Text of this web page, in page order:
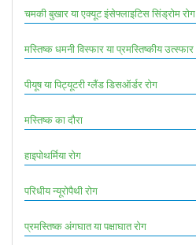
चमकी बुखार या एक्यूट इंसेफ्लाइटिस सिंड्रोम रोग
मस्तिष्क धमनी विस्फार या प्रमस्तिष्कीय उत्स्फार
पीयूष या पिट्यूटरी ग्लैंड डिसऑर्डर रोग
मस्तिष्क का दौरा
हाइपोथर्मिया रोग
परिधीय न्यूरोपैथी रोग
प्रमस्तिष्क अंगघात या पक्षाघात रोग